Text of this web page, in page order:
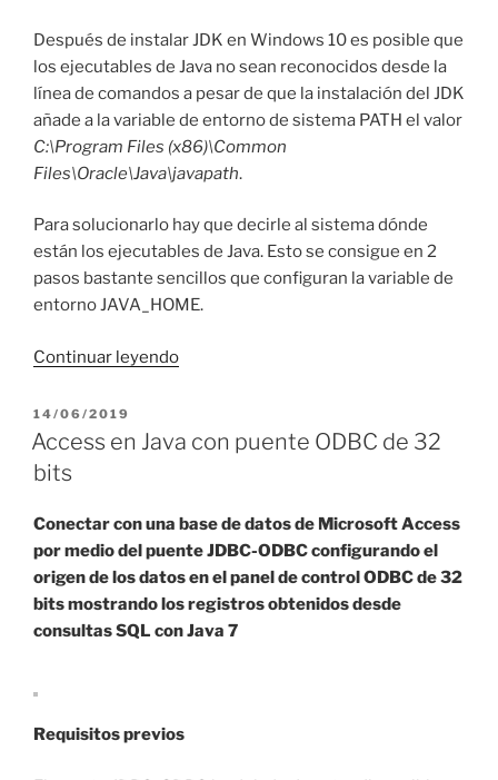
Después de instalar JDK en Windows 10 es posible que
los ejecutables de Java no sean reconocidos desde la
línea de comandos a pesar de que la instalación del JDK
añade a la variable de entorno de sistema PATH el valor
C:\Program Files (x86)\Common
Files\Oracle\Java\javapath.
Para solucionarlo hay que decirle al sistema dónde
están los ejecutables de Java. Esto se consigue en 2
pasos bastante sencillos que configuran la variable de
entorno JAVA_HOME.
Continuar leyendo«Variable
Windows
PUBLICADO
EL
14/06/2019
Access en Java con puente ODBC de 32
bits
Conectar con una base de datos de Microsoft Access
por medio del puente JDBC-ODBC configurando el
origen de los datos en el panel de control ODBC de 32
bits mostrandolos registros obtenidos desde
consultas SQL con Java 7
Requisitos previos